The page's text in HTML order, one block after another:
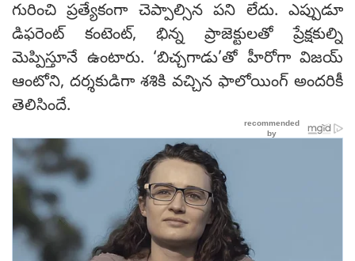
గురించి ప్రత్యేకంగా చెప్పాల్సిన పని లేదు. ఎప్పుడూ
డిఫరెంట్ కంటెంట్, భిన్న ప్రాజెక్టులతో ప్రేక్షకుల్ని
మెప్పిస్తూనే ఉంటారు. ‘బిచ్చగాడు’తో హీరోగా విజయ్
ఆంటోని, దర్శకుడిగా శశికి వచ్చిన ఫాలోయింగ్ అందరికీ
తెలిసిందే.